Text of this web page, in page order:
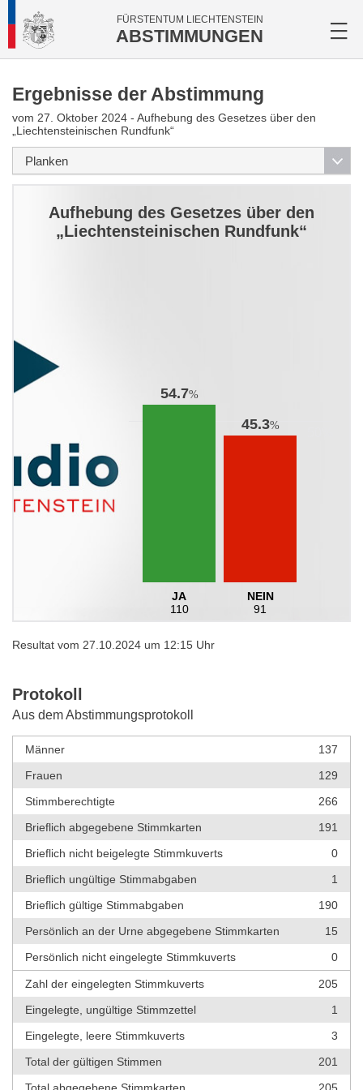
FÜRSTENTUM LIECHTENSTEIN
ABSTIMMUNGEN
Ergebnisse der Abstimmung
vom 27. Oktober 2024 - Aufhebung des Gesetzes über den
„Liechtensteinischen Rundfunk“
Aufhebung des Gesetzes über den
„Liechtensteinischen Rundfunk“
54.7%
JA
110
45.3%
NEIN
91
Resultat vom 27.10.2024 um 12:15 Uhr
Protokoll
Aus dem Abstimmungsprotokoll
Männer
137
Frauen
129
Stimmberechtigte
266
Brieflich abgegebene Stimmkarten
191
Brieflich nicht beigelegte Stimmkuverts
0
Brieflich ungültige Stimmabgaben
1
Brieflich gültige Stimmabgaben
190
Persönlich an der Urne abgegebene Stimmkarten
15
Persönlich nicht eingelegte Stimmkuverts
0
Zahl der eingelegten Stimmkuverts
205
Eingelegte, ungültige Stimmzettel
1
Eingelegte, leere Stimmkuverts
3
Total der gültigen Stimmen
201
Total abgegebene Stimmkarten
205